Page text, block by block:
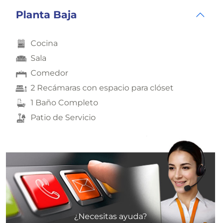
Planta Baja
Cocina
Sala
Comedor
2 Recámaras con espacio para clóset
1 Baño Completo
Patio de Servicio
¿Necesitas ayuda?